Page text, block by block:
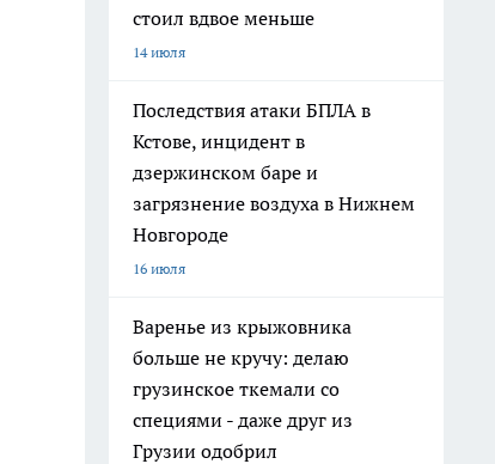
стоил вдвое меньше
14 июля
Последствия атаки БПЛА в
Кстове, инцидент в
дзержинском баре и
загрязнение воздуха в Нижнем
Новгороде
16 июля
Варенье из крыжовника
больше не кручу: делаю
грузинское ткемали со
специями - даже друг из
Грузии одобрил